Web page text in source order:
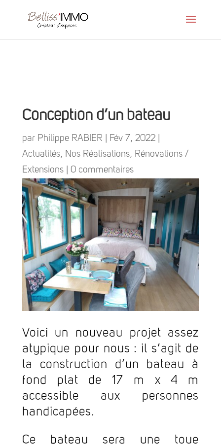
Conception d’un bateau
par Philippe RABIER Fév 7, 2022|
Actualités, Nos Réalisations, Rénovations /
Extensions| 0 commentaires
Voici un nouveau projet assez
atypique pour nous : il s’agit de
la construction d’un bateau à
fond plat de 17 m x 4 m
accessible aux personnes
handicapées.
Ce bateau sera une toue